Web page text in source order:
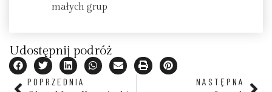
małych grup
Udostępnij podróż
POPRZEDNIA
NASTĘPNA